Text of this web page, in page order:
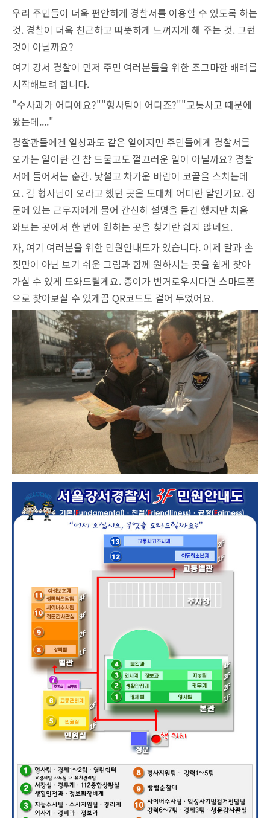
우리 주민들이 더욱 편안하게 경찰서를 이용할 수 있도록 하는
것. 경찰이 더욱 친근하고 따뜻하게 느껴지게 해 주는 것. 그런
것이 아닐까요?
여기 강서 경찰이 먼저 주민 여러분들을 위한 조그마한 배려를
시작해보려 합니다.
"수사과가 어디예요?""형사팀이 어디죠?""교통사고 때문에
왔는데...."
경찰관들에겐 일상과도 같은 일이지만 주민들에게 경찰서를
오가는 일이란 건 참 드물고도 껄끄러운 일이 아닐까요? 경찰
서에 들어서는 순간. 낯설고 차가운 바람이 코끝을 스치는데
요. 김 형사님이 오라고 했던 곳은 도대체 어디란 말인가요. 정
문에 있는 근무자에게 물어 간신히 설명을 듣긴 했지만 처음
와보는 곳에서 한 번에 원하는 곳을 찾기란 쉽지 않네요.
자, 여기 여러분을 위한 민원안내도가 있습니다. 이제 말과 손
짓만이 아닌 보기 쉬운 그림과 함께 원하시는 곳을 쉽게 찾아
가실 수 있게 도와드릴게요. 종이가 번거로우시다면 스마트폰
으로 찾아보실 수 있게끔 QR코드도 걸어 두었어요.